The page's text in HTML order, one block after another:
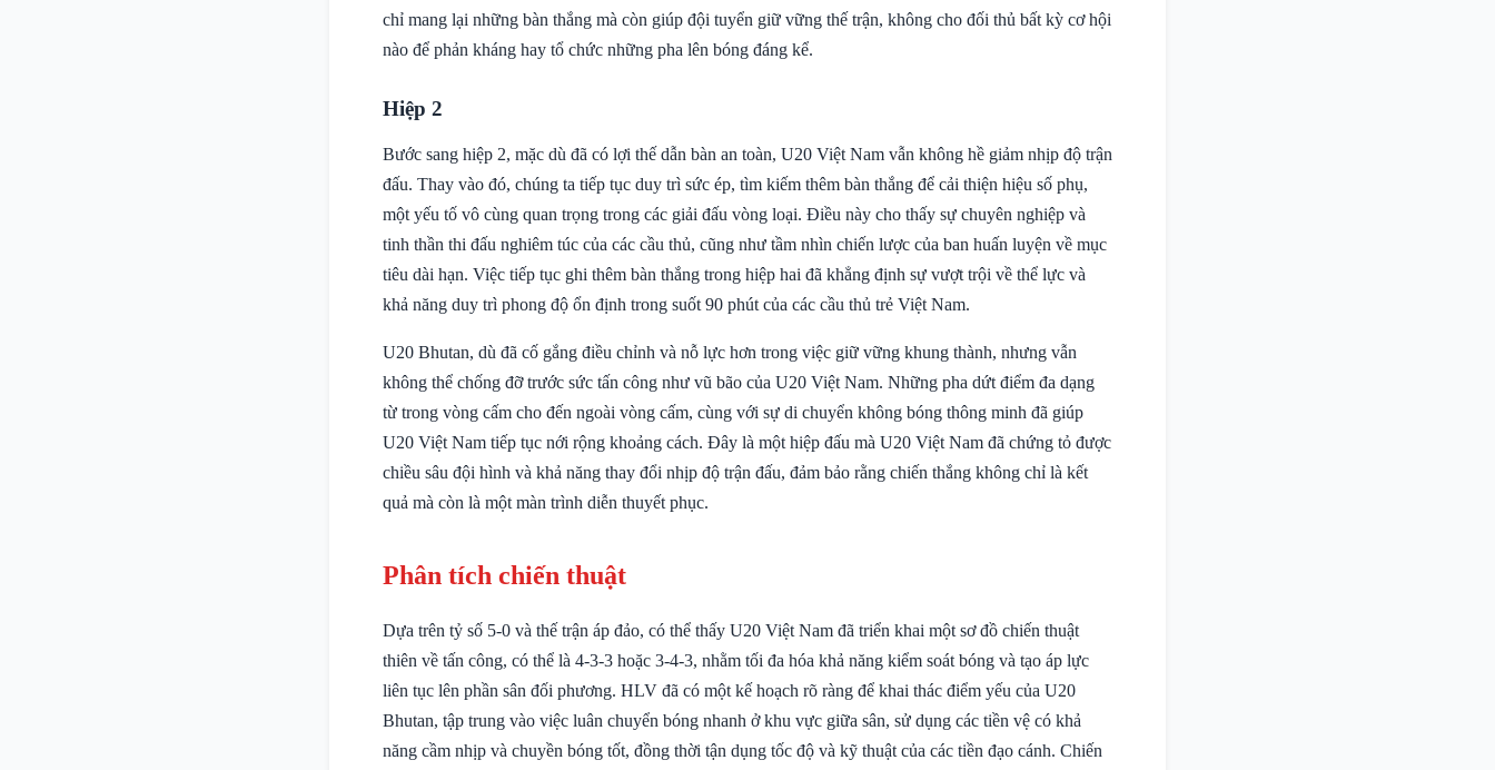
chỉ mang lại những bàn thắng mà còn giúp đội tuyển giữ vững thế trận, không cho đối thủ bất kỳ cơ hội
nào để phản kháng hay tổ chức những pha lên bóng đáng kể.
Hiệp 2
Bước sang hiệp 2, mặc dù đã có lợi thế dẫn bàn an toàn, U20 Việt Nam vẫn không hề giảm nhịp độ trận
đấu. Thay vào đó, chúng ta tiếp tục duy trì sức ép, tìm kiếm thêm bàn thắng để cải thiện hiệu số phụ,
một yếu tố vô cùng quan trọng trong các giải đấu vòng loại. Điều này cho thấy sự chuyên nghiệp và
tinh thần thi đấu nghiêm túc của các cầu thủ, cũng như tầm nhìn chiến lược của ban huấn luyện về mục
tiêu dài hạn. Việc tiếp tục ghi thêm bàn thắng trong hiệp hai đã khẳng định sự vượt trội về thể lực và
khả năng duy trì phong độ ổn định trong suốt 90 phút của các cầu thủ trẻ Việt Nam.
U20 Bhutan, dù đã cố gắng điều chỉnh và nỗ lực hơn trong việc giữ vững khung thành, nhưng vẫn
không thể chống đỡ trước sức tấn công như vũ bão của U20 Việt Nam. Những pha dứt điểm đa dạng
từ trong vòng cấm cho đến ngoài vòng cấm, cùng với sự di chuyển không bóng thông minh đã giúp
U20 Việt Nam tiếp tục nới rộng khoảng cách. Đây là một hiệp đấu mà U20 Việt Nam đã chứng tỏ được
chiều sâu đội hình và khả năng thay đổi nhịp độ trận đấu, đảm bảo rằng chiến thắng không chỉ là kết
quả mà còn là một màn trình diễn thuyết phục.
Phân tích chiến thuật
Dựa trên tỷ số 5-0 và thế trận áp đảo, có thể thấy U20 Việt Nam đã triển khai một sơ đồ chiến thuật
thiên về tấn công, có thể là 4-3-3 hoặc 3-4-3, nhằm tối đa hóa khả năng kiểm soát bóng và tạo áp lực
liên tục lên phần sân đối phương. HLV đã có một kế hoạch rõ ràng để khai thác điểm yếu của U20
Bhutan, tập trung vào việc luân chuyển bóng nhanh ở khu vực giữa sân, sử dụng các tiền vệ có khả
năng cầm nhịp và chuyền bóng tốt, đồng thời tận dụng tốc độ và kỹ thuật của các tiền đạo cánh. Chiến